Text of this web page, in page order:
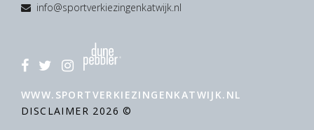
info@sportverkiezingenkatwijk.nl
WWW.SPORTVERKIEZINGENKATWIJK.NL
DISCLAIMER 2026 ©